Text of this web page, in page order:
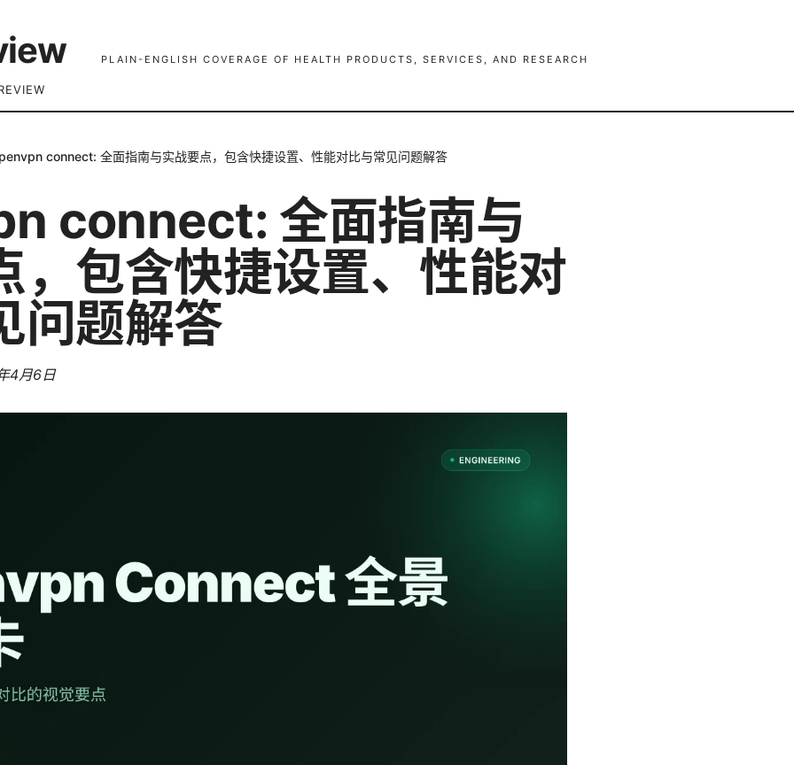
PLAIN-ENGLISH COVERAGE OF HEALTH PRODUCTS, SERVICES, AND RESEARCH
connect: 全面指南与实战要点，包含快捷设置、性能对比与常见问题解答
connect: 全面指南与
，包含快捷设置、性能对
问题解答
4月6日